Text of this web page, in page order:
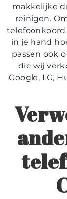
makkelijke
reinigen.
in je hand
passen ook
die wij
Google, LG,